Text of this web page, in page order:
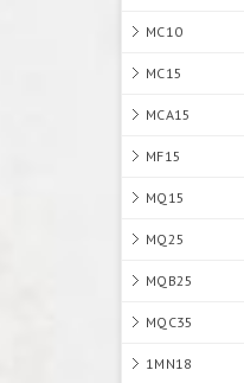
MC10
MC15
MCA15
MF15
MQ15
MQ25
MQB25
MQC35
1MN18